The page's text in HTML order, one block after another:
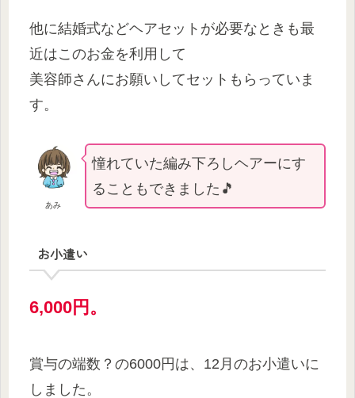
他に結婚式などヘアセットが必要なときも最
近はこのお金を利用して
美容師さんにお願いしてセットもらっていま
す。
あみ
憧れていた編み下ろしヘアーにす
ることもできました🎵
お小遣い
6,000円。
賞与の端数？の6000円は、12月のお小遣いに
しました。